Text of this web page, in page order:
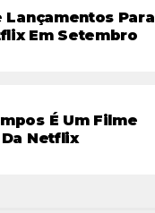
Lançamentos Para
Em Setembro
É Um Filme
Netflix